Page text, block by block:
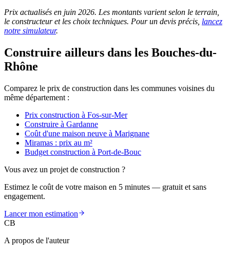
Prix actualisés en juin 2026. Les montants varient selon le terrain,
le constructeur et les choix techniques. Pour un devis précis, lancez
notre simulateur.
Construire ailleurs dans les Bouches-du-
Rhône
Comparez le prix de construction dans les communes voisines du
même département :
Prix construction à Fos-sur-Mer
Construire à Gardanne
Coût d'une maison neuve à Marignane
Miramas : prix au m²
Budget construction à Port-de-Bouc
Vous avez un projet de construction ?
Estimez le coût de votre maison en 5 minutes — gratuit et sans
engagement.
Lancer mon estimation
CB
A propos de l'auteur